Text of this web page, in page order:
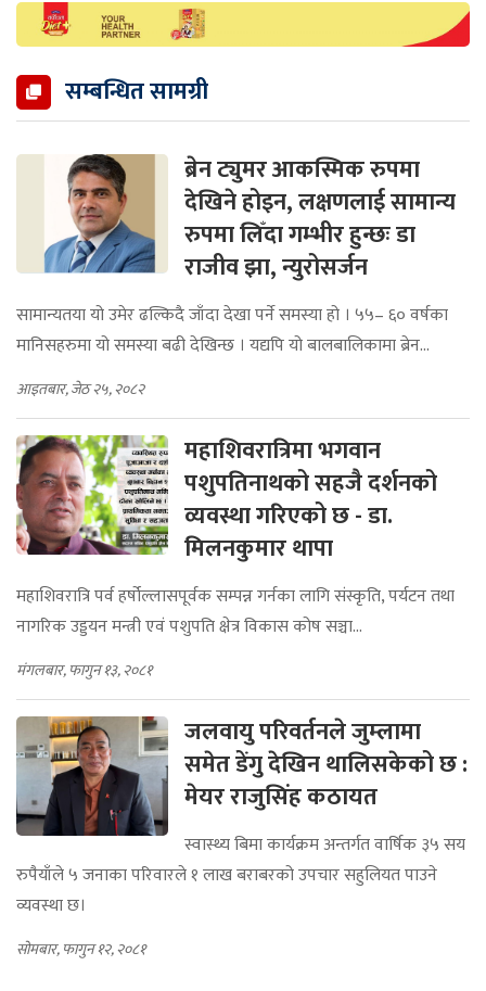
सम्बन्धित सामग्री
ब्रेन ट्युमर आकस्मिक रुपमा
देखिने होइन, लक्षणलाई सामान्य
रुपमा लिँदा गम्भीर हुन्छः डा
राजीव झा, न्युरोसर्जन
सामान्यतया यो उमेर ढल्किदै जाँदा देखा पर्ने समस्या हो । ५५– ६० वर्षका
मानिसहरुमा यो समस्या बढी देखिन्छ । यद्यपि यो बालबालिकामा ब्रेन...
आइतबार, जेठ २५, २०८२
महाशिवरात्रिमा भगवान
पशुपतिनाथको सहजै दर्शनको
व्यवस्था गरिएको छ - डा.
मिलनकुमार थापा
महाशिवरात्रि पर्व हर्षोल्लासपूर्वक सम्पन्न गर्नका लागि संस्कृति, पर्यटन तथा
नागरिक उड्डयन मन्त्री एवं पशुपति क्षेत्र विकास कोष सञ्चा...
मंगलबार, फागुन १३, २०८१
जलवायु परिवर्तनले जुम्लामा
समेत डेंगु देखिन थालिसकेको छ :
मेयर राजुसिंह कठायत
स्वास्थ्य बिमा कार्यक्रम अन्तर्गत वार्षिक ३५ सय
रुपैयाँले ५ जनाका परिवारले १ लाख बराबरको उपचार सहुलियत पाउने
व्यवस्था छ।
सोमबार, फागुन १२, २०८१